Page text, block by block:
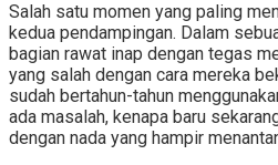
Salah satu momen yang paling
kedua pendampingan. Dalam
bagian rawat inap dengan tegas
yang salah dengan cara mereka
sudah bertahun-tahun
ada masalah, kenapa baru
dengan nada yang hampir